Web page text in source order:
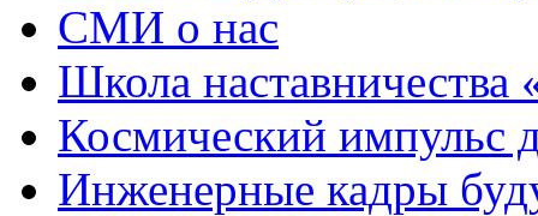
СМИ о нас
Школа
Космический импульс
Инженерные кадры